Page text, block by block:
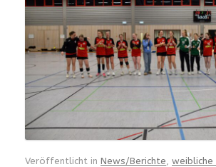
Veröffentlicht in News/Berichte weibliche